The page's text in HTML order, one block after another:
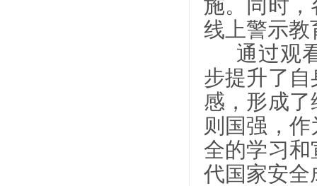
施。同时
线上警示教
通过观
步提升了
感，形成
则国强，
全的学习
代国家安全